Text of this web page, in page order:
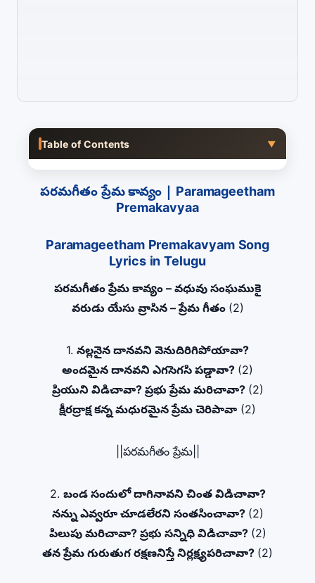
Table of Contents ▼
పరమగీతం ప్రేమ కావ్యం | Paramageetham
Premakavyaa
Paramageetham Premakavyam Song
Lyrics in Telugu
పరమగీతం ప్రేమ కావ్యం – వధువు సంఘముకై
వరుడు యేసు వ్రాసిన – ప్రేమ గీతం (2)
1. నల్లనైన దానవని వెనుదిరిగిపోయావా?
అందమైన దానవని ఎగసెగసి పడ్డావా? (2)
ప్రియుని విడిచావా? ప్రభు ప్రేమ మరిచావా? (2)
క్షీరద్రాక్ష కన్న మధురమైన ప్రేమ చెరిపావా (2)
||పరమగీతం ప్రేమ||
2. బండ సందులో దాగినావని చింత విడిచావా?
నన్ను ఎవ్వరూ చూడలేరని సంతసించావా? (2)
పిలుపు మరిచావా? ప్రభు సన్నిధి విడిచావా? (2)
తన ప్రేమ గురుతుగ రక్షణనిస్తే నిర్లక్ష్యపరిచావా? (2)